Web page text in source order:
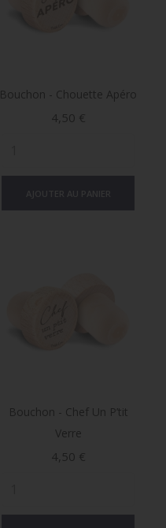
Bouchon - Chouette Apéro
Prix
4,50 €
Bouchon - Chef Un P’tit
Verre
Prix
4,50 €